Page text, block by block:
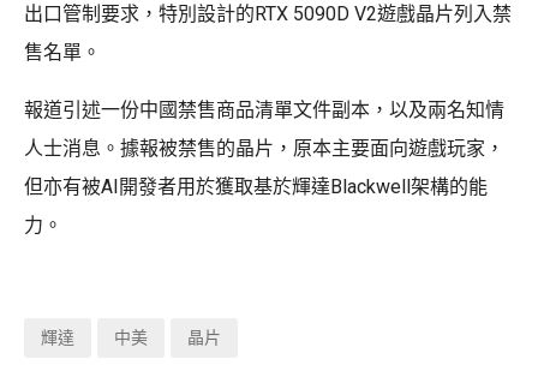
出口管制要求，特別設計的RTX 5090D V2遊戲晶片列入禁
售名單。
報道引述一份中國禁售商品清單文件副本，以及兩名知情
人士消息。據報被禁售的晶片，原本主要面向遊戲玩家，
但亦有被AI開發者用於獲取基於輝達Blackwell架構的能
力。
輝達 中美 晶片